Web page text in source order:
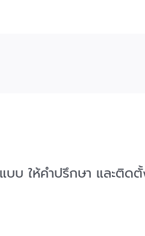
ให้คำปรึกษา และติด